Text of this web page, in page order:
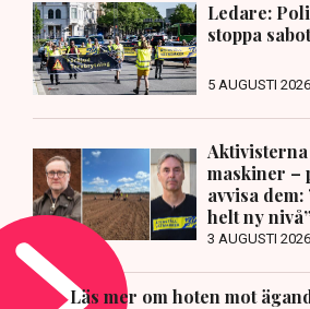
Ledare:
stoppa
5 AUGUSTI
maskiner –
avvisa
helt ny nivå”
3 AUGUSTI
Läs mer om hoten mot